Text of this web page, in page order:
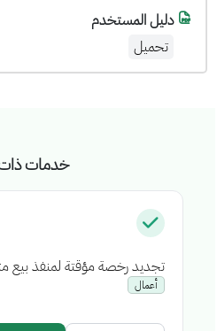
دليل المستخدم
تحميل
خدمات
تجديد رخصة مؤقتة لمنفذ بيع
أعمال